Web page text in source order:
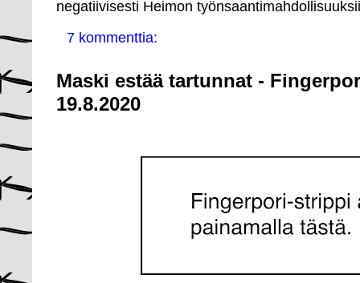
negatiivisesti Heimon
7 kommenttia:
Maski estää tartunnat -
19.8.2020